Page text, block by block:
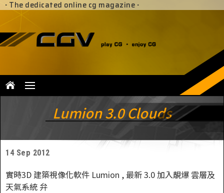
· The dedicated online cg magazine ·
Lumion 3.0 Clouds
14 Sep 2012
實時3D 建築視像化軟件 Lumion , 最新 3.0 加入靚爆 雲層及
天氣系統 弁